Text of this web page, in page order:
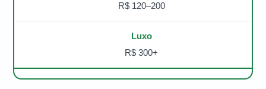
R$ 120–200
R$ 300+